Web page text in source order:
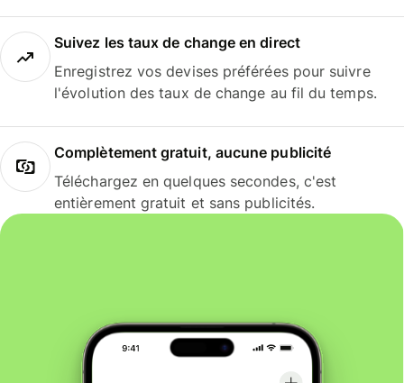
Suivez les taux de change en direct
Enregistrez vos devises préférées pour suivre
l'évolution des taux de change au fil du temps.
Complètement gratuit, aucune publicité
Téléchargez en quelques secondes, c'est
entièrement gratuit et sans publicités.